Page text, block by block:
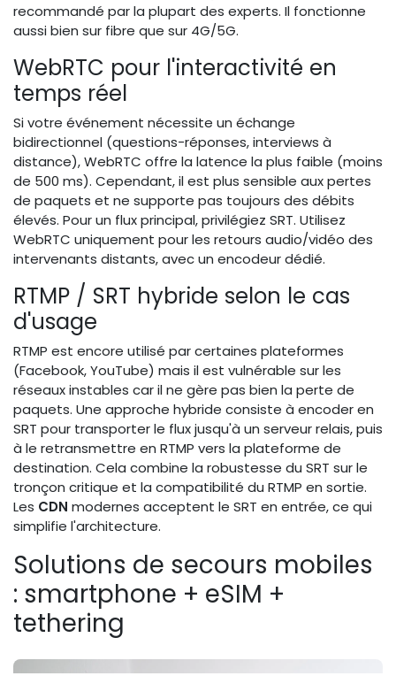
recommandé par la plupart des experts. Il fonctionne
aussi bien sur fibre que sur 4G/5G.
WebRTC pour l'interactivité en
temps réel
Si votre événement nécessite un échange
bidirectionnel (questions-réponses, interviews à
distance), WebRTC offre la latence la plus faible (moins
de 500 ms). Cependant, il est plus sensible aux pertes
de paquets et ne supporte pas toujours des débits
élevés. Pour un flux principal, privilégiez SRT. Utilisez
WebRTC uniquement pour les retours audio/vidéo des
intervenants distants, avec un encodeur dédié.
RTMP / SRT hybride selon le cas
d'usage
RTMP est encore utilisé par certaines plateformes
(Facebook, YouTube) mais il est vulnérable sur les
réseaux instables car il ne gère pas bien la perte de
paquets. Une approche hybride consiste à encoder en
SRT pour transporter le flux jusqu'à un serveur relais, puis
à le retransmettre en RTMP vers la plateforme de
destination. Cela combine la robustesse du SRT sur le
tronçon critique et la compatibilité du RTMP en sortie.
Les CDN modernes acceptent le SRT en entrée, ce qui
simplifie l'architecture.
Solutions de secours mobiles
: smartphone + eSIM +
tethering